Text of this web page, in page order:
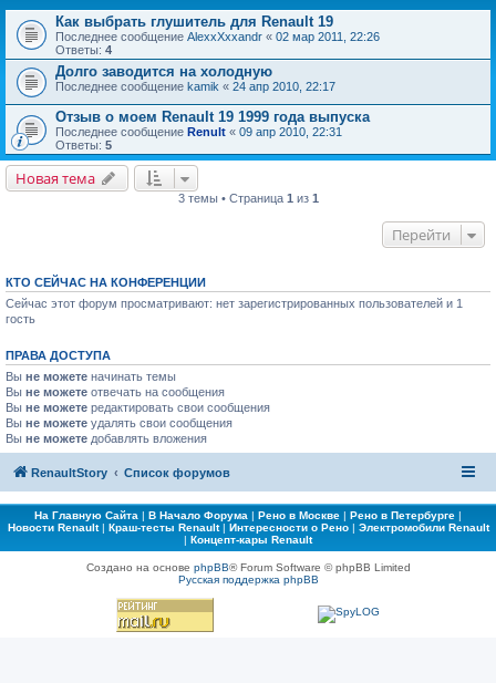
Как выбрать глушитель для Renault 19
Последнее сообщение AlexxXxxandr « 02 мар 2011, 22:26
Ответы: 4
Долго заводится на холодную
Последнее сообщение kamik « 24 апр 2010, 22:17
Отзыв о моем Renault 19 1999 года выпуска
Последнее сообщение Renult « 09 апр 2010, 22:31
Ответы: 5
Новая тема
3 темы • Страница 1 из 1
Перейти
КТО СЕЙЧАС НА КОНФЕРЕНЦИИ
Сейчас этот форум просматривают: нет зарегистрированных пользователей и 1
гость
ПРАВА ДОСТУПА
Вы не можете начинать темы
Вы не можете отвечать на сообщения
Вы не можете редактировать свои сообщения
Вы не можете удалять свои сообщения
Вы не можете добавлять вложения
RenaultStory Список форумов
На Главную Сайта | В Начало Форума | Рено в Москве | Рено в Петербурге |
Новости Renault| Краш-тесты Renault| Интересности о Рено| Электромобили Renault
| Концепт-кары Renault
Создано на основе phpBB® Forum Software © phpBB Limited
Русская поддержка phpBB